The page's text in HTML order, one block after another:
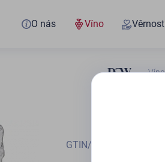
O nás Víno
Víno
GTIN/EAN